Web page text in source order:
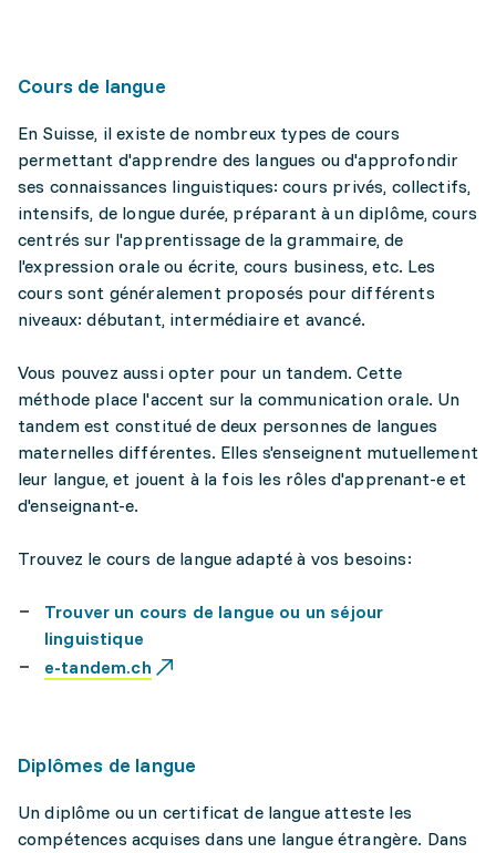
Cours de langue
En Suisse, il existe de nombreux types de cours
permettant d'apprendre des langues ou d'approfondir
ses connaissances linguistiques: cours privés, collectifs,
intensifs, de longue durée, préparant à un diplôme, cours
centrés sur l'apprentissage de la grammaire, de
l'expression orale ou écrite, cours business, etc. Les
cours sont généralement proposés pour différents
niveaux: débutant, intermédiaire et avancé.
Vous pouvez aussi opter pour un tandem. Cette
méthode place l'accent sur la communication orale. Un
tandem est constitué de deux personnes de langues
maternelles différentes. Elles s'enseignent mutuellement
leur langue, et jouent à la fois les rôles d'apprenant-e et
d'enseignant-e.
Trouvez le cours de langue adapté à vos besoins:
Trouver un cours de langue ou un séjour
linguistique
e-tandem.ch
Diplômes de langue
Un diplôme ou un certificat de langue atteste les
compétences acquises dans une langue étrangère. Dans